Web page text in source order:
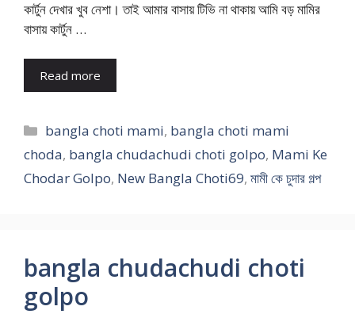
কার্টুন দেখার খুব নেশা। তাই আমার বাসায় টিভি না থাকায় আমি বড় মামির
বাসায় কার্টুন …
Read more
Categories
bangla choti mami, bangla choti mami
choda, bangla chudachudi choti golpo, Mami Ke
Chodar Golpo, New Bangla Choti69, মামী কে চুদার গল্প
bangla chudachudi choti
golpo